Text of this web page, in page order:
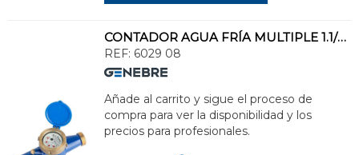
CONTADOR AGUA FRÍA MULTIPLE 1.1/2x1.1/2" DN32
REF: 6029 08
Añade al carrito y sigue el proceso de
compra para ver la disponibilidad y los
precios para profesionales.